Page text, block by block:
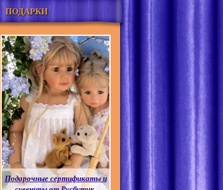
ПОДАРКИ
Подарочные сертификаты и